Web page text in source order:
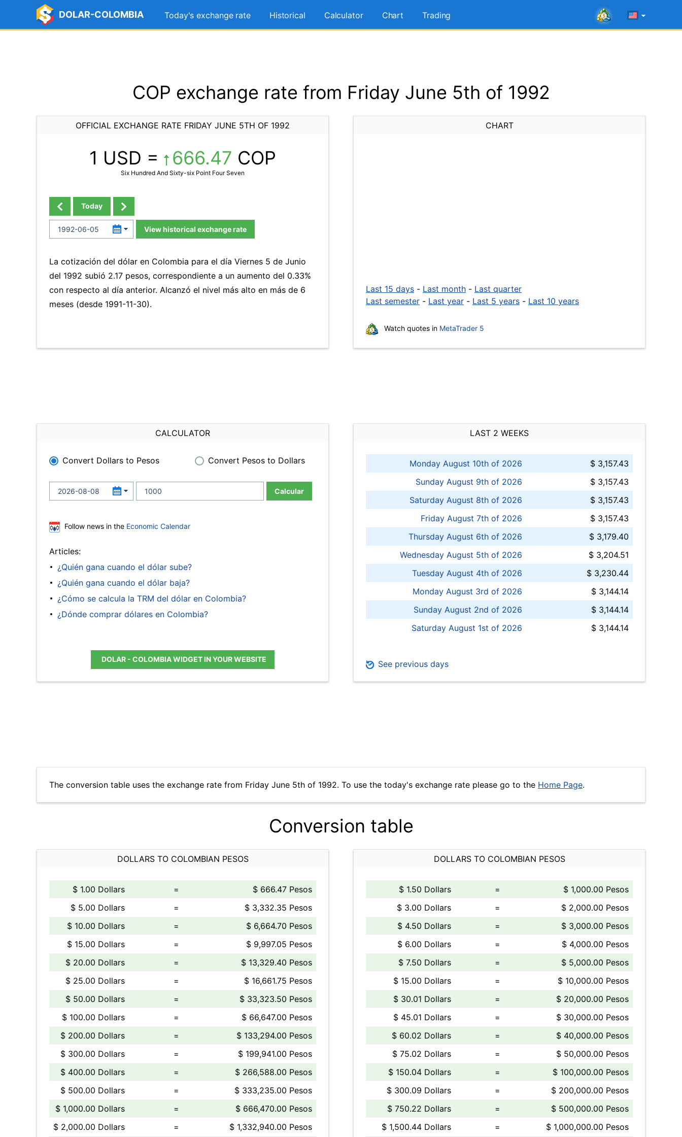
DOLAR-COLOMBIA Today's exchange rate Historical Calculator Chart Trading
COP exchange rate from Friday June 5th of 1992
OFFICIAL EXCHANGE RATE FRIDAY JUNE 5TH OF 1992
1 USD = 666.47 COP
Six Hundred And Sixty-six Point Four Seven
Today
View historical exchange rate
La cotización del dólar en Colombia para el día Viernes 5 de Junio
del 1992 subió 2.17 pesos, correspondiente a un aumento del 0.33%
con respecto al día anterior. Alcanzó el nivel más alto en más de 6
meses (desde 1991-11-30).
CHART
Last 15 days - Last month - Last quarter
Last semester - Last year - Last 5 years - Last 10 years
Watch quotes in MetaTrader 5
CALCULATOR
Convert Dollars to Pesos Convert Pesos to Dollars
Calcular
Follow news in the Economic Calendar
Articles:
¿Quién gana cuando el dólar sube?
¿Quién gana cuando el dólar baja?
¿Cómo se calcula la TRM del dólar en Colombia?
¿Dónde comprar dólares en Colombia?
DOLAR - COLOMBIA WIDGET IN YOUR WEBSITE
LAST 2 WEEKS
Monday August 10th of 2026
$ 3,157.43
Sunday August 9th of 2026
$ 3,157.43
Saturday August 8th of 2026
$ 3,157.43
Friday August 7th of 2026
$ 3,157.43
Thursday August 6th of 2026
$ 3,179.40
Wednesday August 5th of 2026
$ 3,204.51
Tuesday August 4th of 2026
$ 3,230.44
Monday August 3rd of 2026
$ 3,144.14
Sunday August 2nd of 2026
$ 3,144.14
Saturday August 1st of 2026
$ 3,144.14
See previous days
The conversion table uses the exchange rate from Friday June 5th of 1992. To use the today's exchange rate please go to the Home Page.
Conversion table
DOLLARS TO COLOMBIAN PESOS
$ 1.00 Dollars =
$ 666.47 Pesos
$ 5.00 Dollars
=
$ 3,332.35 Pesos
$ 10.00 Dollars
=
$ 6,664.70 Pesos
$ 15.00 Dollars
=
$ 9,997.05 Pesos
$ 20.00 Dollars
=
$ 13,329.40 Pesos
$ 25.00 Dollars
=
$ 16,661.75 Pesos
$ 50.00 Dollars
=
$ 33,323.50 Pesos
$ 100.00 Dollars
=
$ 66,647.00 Pesos
$ 200.00 Dollars
=
$ 133,294.00 Pesos
$ 300.00 Dollars
=
$ 199,941.00 Pesos
$ 400.00 Dollars
=
$ 266,588.00 Pesos
$ 500.00 Dollars
=
$ 333,235.00 Pesos
$ 1,000.00 Dollars
=
$ 666,470.00 Pesos
$ 2,000.00 Dollars
= $ 1,332,940.00 Pesos
DOLLARS TO COLOMBIAN PESOS
$ 1.50 Dollars =
$ 1,000.00 Pesos
$ 3.00 Dollars
=
$ 2,000.00 Pesos
$ 4.50 Dollars
=
$ 3,000.00 Pesos
$ 6.00 Dollars
=
$ 4,000.00 Pesos
$ 7.50 Dollars
=
$ 5,000.00 Pesos
$ 15.00 Dollars
=
$ 10,000.00 Pesos
$ 30.01 Dollars
=
$ 20,000.00 Pesos
$ 45.01 Dollars
=
$ 30,000.00 Pesos
$ 60.02 Dollars
=
$ 40,000.00 Pesos
$ 75.02 Dollars
=
$ 50,000.00 Pesos
$ 150.04 Dollars
=
$ 100,000.00 Pesos
$ 300.09 Dollars
=
$ 200,000.00 Pesos
$ 750.22 Dollars
=
$ 500,000.00 Pesos
$ 1,500.44 Dollars
= $ 1,000,000.00 Pesos